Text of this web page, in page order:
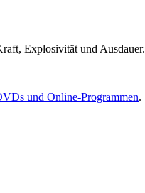
Explosivität und Ausdauer.
und Online-Programmen.